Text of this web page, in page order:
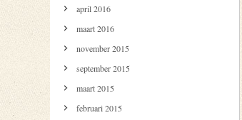
april 2016
maart 2016
november 2015
september 2015
maart 2015
februari 2015